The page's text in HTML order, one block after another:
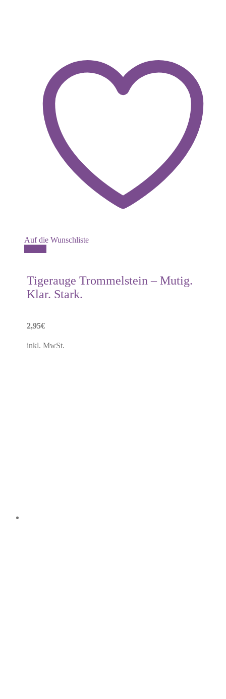
Auf die Wunschliste
Tigerauge Trommelstein – Mutig.
Klar. Stark.
2,95€
inkl. MwSt.